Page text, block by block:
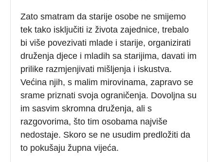
Zato smatram da starije osobe ne smijemo
tek tako isključiti iz života zajednice, trebalo
bi više povezivati mlade i starije, organizirati
druženja djece i mladih sa starijima, davati im
prilike razmjenjivati mišljenja i iskustva.
Većina njih, s malim mirovinama, zapravo se
srame priznati svoja ograničenja. Dovoljna su
im sasvim skromna druženja, ali s
razgovorima, što tim osobama najviše
nedostaje. Skoro se ne usudim predložiti da
to pokušaju župna vijeća.